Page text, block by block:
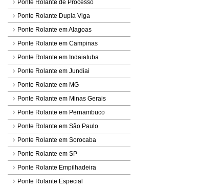
Ponte Rolante de Processo
Ponte Rolante Dupla Viga
Ponte Rolante em Alagoas
Ponte Rolante em Campinas
Ponte Rolante em Indaiatuba
Ponte Rolante em Jundiai
Ponte Rolante em MG
Ponte Rolante em Minas Gerais
Ponte Rolante em Pernambuco
Ponte Rolante em São Paulo
Ponte Rolante em Sorocaba
Ponte Rolante em SP
Ponte Rolante Empilhadeira
Ponte Rolante Especial